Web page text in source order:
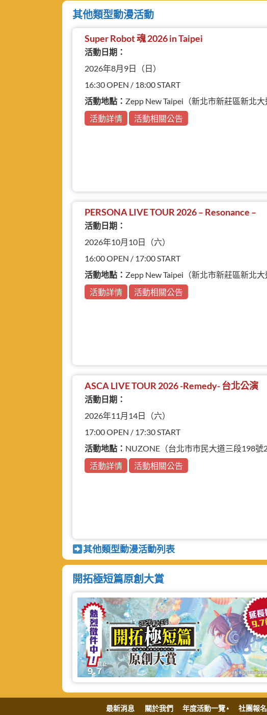
其他類型動漫活動
Super Robot 魂 2026 in Taipei
活動日期：
2026年8月9日（日）
16:30 OPEN / 18:00 START
活動地點： Zepp New Taipei（新北市新莊區新北大
活動詳情
活動相關公告
PERSONA LIVE TOUR 2026 – Resonance –
活動日期：
2026年10月10日（六）
16:00 OPEN / 17:00 START
活動地點： Zepp New Taipei（新北市新莊區新北大
活動詳情
活動相關公告
ASCA LIVE TOUR 2026 -Remedy- 台北公演
活動日期：
2026年11月14日（六）
17:00 OPEN / 17:30 START
活動地點： NUZONE（台北市市民大道三段198號2
活動詳情
活動相關公告
其他類型動漫活動列表
開拓極短篇原創大賞
最新消息 關於我們 年度活動一覽 社團報